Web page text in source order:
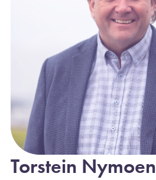
Torstein Nymoen